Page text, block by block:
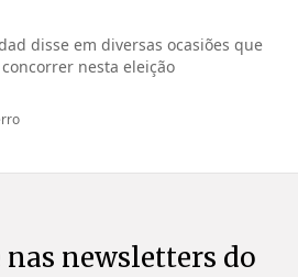
disse em diversas ocasiões que
nesta eleição
newsletters do